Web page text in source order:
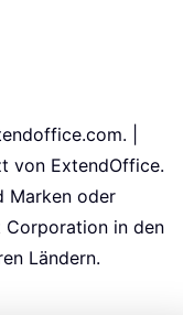
|
von ExtendOffice.
Marken oder
in den
Ländern.